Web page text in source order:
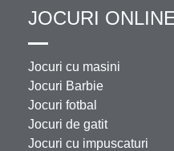
JOCURI
Jocuri cu masini
Jocuri Barbie
Jocuri fotbal
Jocuri de gatit
Jocuri cu impuscaturi